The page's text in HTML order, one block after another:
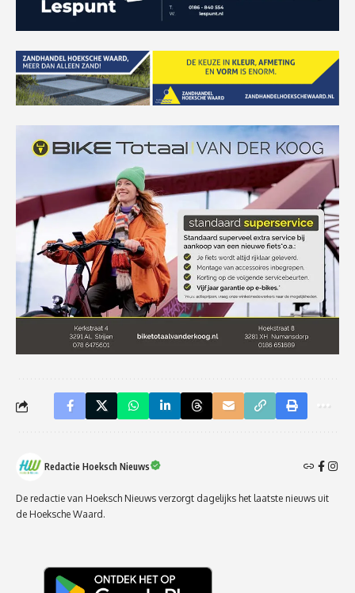
Redactie Hoeksch Nieuws
De redactie van Hoeksch Nieuws verzorgt dagelijks het laatste nieuws uit
de Hoeksche Waard.